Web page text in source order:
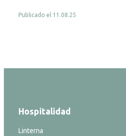
Publicado el 11.08.25
Hospitalidad
Linterna